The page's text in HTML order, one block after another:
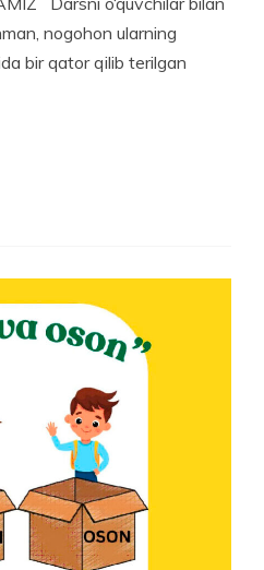
nogohon ularning
bir qator qilib terilgan